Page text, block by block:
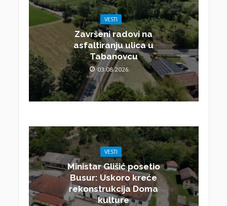
VESTI
Završeni radovi na
asfaltiranju ulica u
Tabanovcu
03.08.2026.
VESTI
Ministar Glišić posetio
Busur: Uskoro kreće
rekonstrukcija Doma
kulture